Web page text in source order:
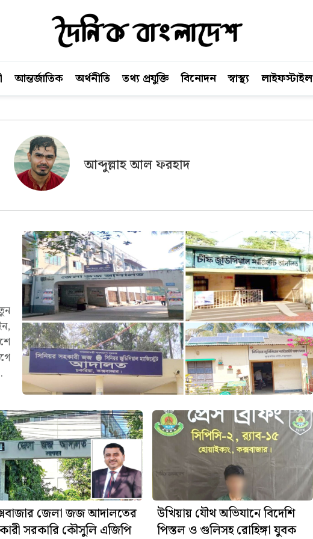
আন্তর্জাতিক অর্থনীতি তথ্য প্রযুক্তি বিনোদন স্বাস্থ্য লাইফস্টাইল
আব্দুল্লাহ আল ফরহাদ
জেলা জজ আদালতের
সরকারি কৌসুলি এজিপি
উখিয়ায় যৌথ অভিযানে বিদেশি
পিস্তল ও গুলিসহ রোহিঙ্গা যুবক